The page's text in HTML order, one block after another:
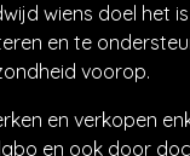
wiens doel het
en te
voorop.
en verkopen
en ook door